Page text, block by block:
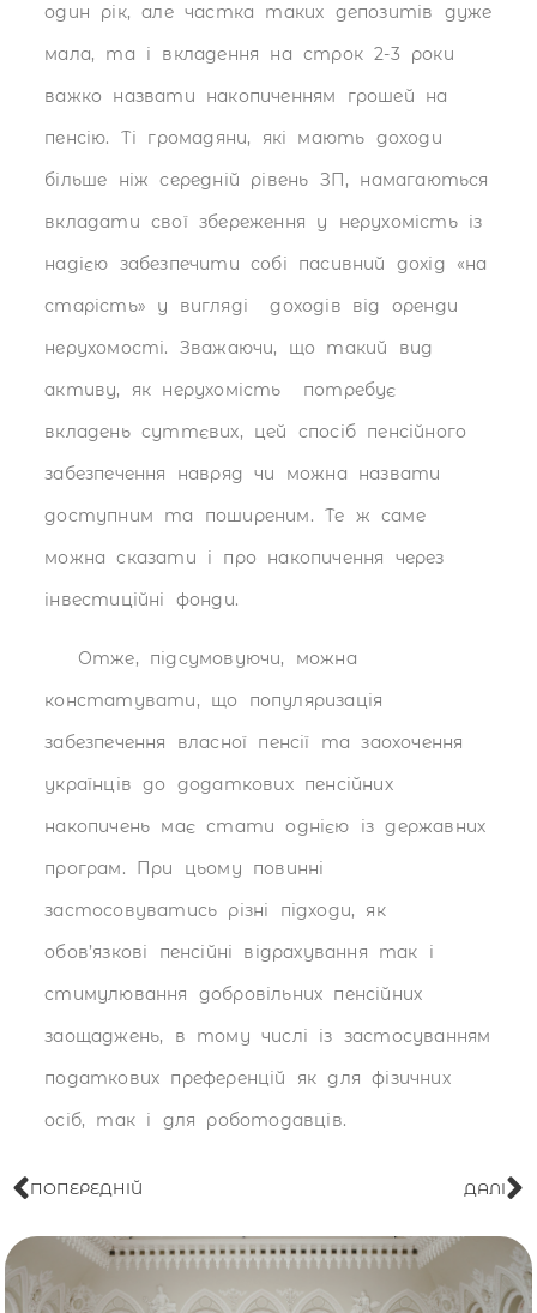
один рік, але частка таких депозитів дуже
мала, та і вкладення на строк 2-3 роки
важко назвати накопиченням грошей на
пенсію. Ті громадяни, які мають доходи
більше ніж середній рівень ЗП, намагаються
вкладати свої збереження у нерухомість із
надією забезпечити собі пасивний дохід «на
старість» у вигляді доходів від оренди
нерухомості. Зважаючи, що такий вид
активу, як нерухомість потребує
вкладень суттєвих, цей спосіб пенсійного
забезпечення навряд чи можна назвати
доступним та поширеним. Те ж саме
можна сказати і про накопичення через
інвестиційні фонди.
Отже, підсумовуючи, можна
констатувати, що популяризація
забезпечення власної пенсії та заохочення
українців до додаткових пенсійних
накопичень має стати однією із державних
програм. При цьому повинні
застосовуватись різні підходи, як
обов’язкові пенсійні відрахування так і
стимулювання добровільних пенсійних
заощаджень, в тому числі із застосуванням
податкових преференцій як для фізичних
осіб, так і для роботодавців.
ПОПЕРЕДНІЙ ДАЛІ